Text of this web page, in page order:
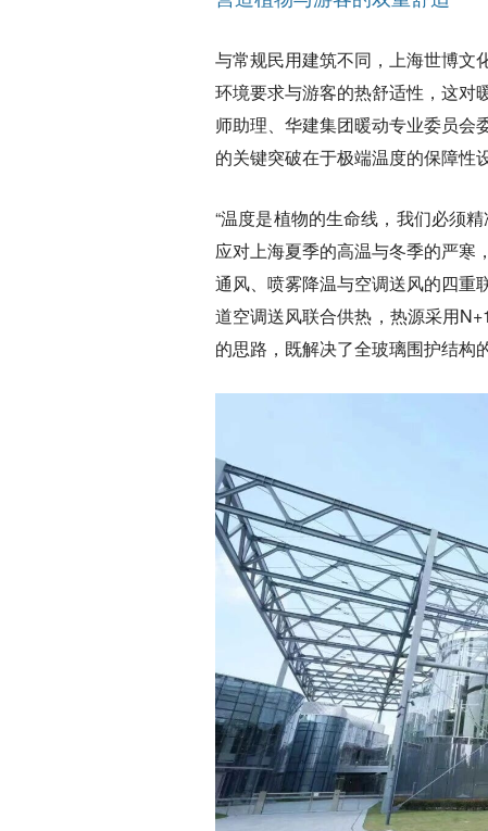
与常规民用建筑不同，上海世博文
环境要求与游客的热舒适性，这对
师助理、华建集团暖动专业委员会
的关键突破在于极端温度的保障性设
“温度是植物的生命线，我们必须
应对上海夏季的高温与冬季的严寒
通风、喷雾降温与空调送风的四重
道空调送风联合供热，热源采用
的思路，既解决了全玻璃围护结构